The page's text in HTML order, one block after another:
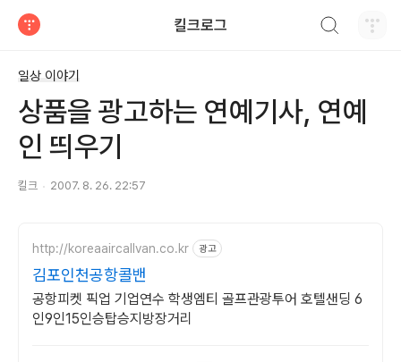
킬크로그
일상 이야기
상품을 광고하는 연예기사, 연예
인 띄우기
킬크 2007. 8. 26. 22:57
http://koreaaircallvan.co.kr 광고
김포인천공항콜밴
공항피켓 픽업 기업연수 학생엠티 골프관광투어 호텔샌딩 6
인9인15인승탑승지방장거리